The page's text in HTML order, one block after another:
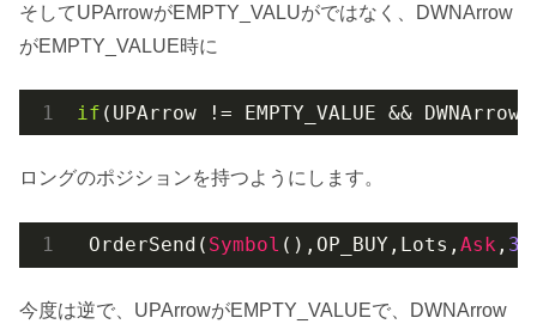
そしてUPArrowがEMPTY_VALUがではなく、DWNArrow
がEMPTY_VALUE時に
if (UPArrow != EMPTY_VALUE && DWNArrow
ロングのポジションを持つようにします。
OrderSend( Symbol (),OP_BUY,Lots, Ask , 3
今度は逆で、UPArrowがEMPTY_VALUEで、DWNArrow